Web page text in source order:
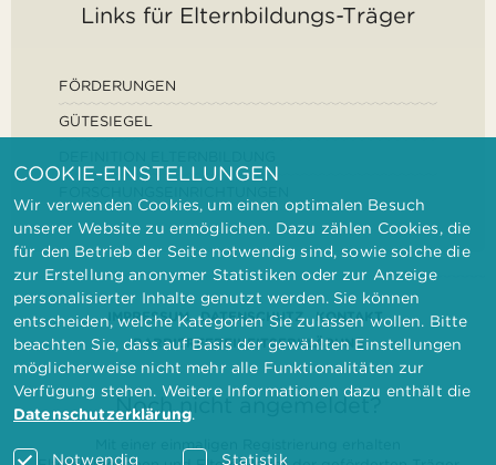
Links für Elternbildungs-Träger
FÖRDERUNGEN
GÜTESIEGEL
IMPRESSUM DATENSCHUTZ
KONTAKT
BARRIEREFREIHEITSERKLÄRUNG
Noch nicht angemeldet?
COOKIE-EINSTELLUNGEN
Wir verwenden Cookies, um einen optimalen Besuch
unserer Website zu ermöglichen. Dazu zählen Cookies, die
für den Betrieb der Seite notwendig sind, sowie solche die
zur Erstellung anonymer Statistiken oder zur Anzeige
personalisierter Inhalte genutzt werden. Sie können
entscheiden, welche Kategorien Sie zulassen wollen. Bitte
beachten Sie, dass auf Basis der gewählten Einstellungen
möglicherweise nicht mehr alle Funktionalitäten zur
Verfügung stehen. Weitere Informationen dazu enthält die
Datenschutzerklärung.
Notwendig Statistik